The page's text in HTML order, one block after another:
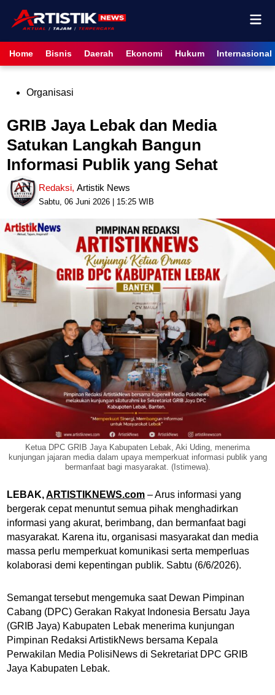
content
Home Bisnis Daerah Ekonomi Hukum Internasional
PostedOrganisasi
GRIB Jaya Lebak dan Media
Satukan Langkah Bangun
Informasi Publik yang Sehat
Redaksi,Artistik News
Sabtu, 06 Juni 2026 | 15:25 WIB
Ketua DPC GRIB Jaya Kabupaten Lebak, Aki Uding, menerima
kunjungan jajaran media dalam upaya memperkuat informasi publik yang
bermanfaat bagi masyarakat. (Istimewa).
LEBAK,ARTISTIKNEWS.com – Arus informasi yang
bergerak cepat menuntut semua pihak menghadirkan
informasi yang akurat, berimbang, dan bermanfaat bagi
masyarakat. Karena itu, organisasi masyarakat dan media
massa perlu memperkuat komunikasi serta memperluas
kolaborasi demi kepentingan publik. Sabtu (6/6/2026).
Semangat tersebut mengemuka saat Dewan Pimpinan
Cabang (DPC) Gerakan Rakyat Indonesia Bersatu Jaya
(GRIB Jaya) Kabupaten Lebak menerima kunjungan
Pimpinan Redaksi ArtistikNews bersama Kepala
Perwakilan Media PolisiNews di Sekretariat DPC GRIB
Jaya Kabupaten Lebak.